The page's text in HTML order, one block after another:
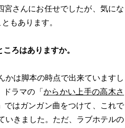
宮さんにお任せでしたが、気にな
もあります。
ろはありますか。
かは脚本の時点で出来ていますし
ドラマの「からかい上手の高木さ
ではガンガン曲をつけて、これで
いきました。ただ、ラブホテルの